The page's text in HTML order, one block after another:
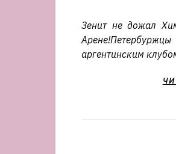
Зенит не дожал
аргентинским